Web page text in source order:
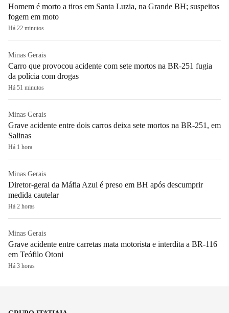
Homem é morto a tiros em Santa Luzia, na Grande BH; suspeitos
fogem em moto
Há 22 minutos
Minas Gerais
Carro que provocou acidente com sete mortos na BR-251 fugia
da polícia com drogas
Há 51 minutos
Minas Gerais
Grave acidente entre dois carros deixa sete mortos na BR-251, em
Salinas
Há 1 hora
Minas Gerais
Diretor-geral da Máfia Azul é preso em BH após descumprir
medida cautelar
Há 2 horas
Minas Gerais
Grave acidente entre carretas mata motorista e interdita a BR-116
em Teófilo Otoni
Há 3 horas